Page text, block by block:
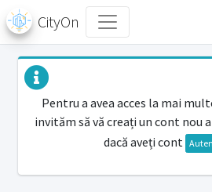
CityOn
Pentru a avea acces la mai
invităm să vă creați un cont nou
dacă aveți cont